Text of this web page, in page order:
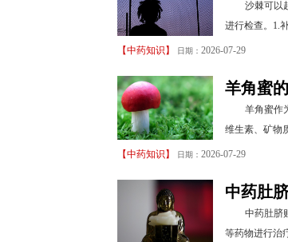
沙棘可以
进行检查。1.
【中药知识 】 日期： 2026-07-29
羊角蜜
羊角蜜作
维生素、矿物
【中药知识 】 日期： 2026-07-29
中药肚
中药肚脐
等药物进行治